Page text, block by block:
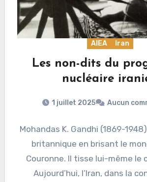
AIEA Iran
Les non-dits du
nucléaire
1 juillet 2025 Aucun
Mohandas K. Gandhi (1869-
britannique en brisant le
Couronne. Il tisse lui-même le
Aujourd’hui, l’Iran, dans la